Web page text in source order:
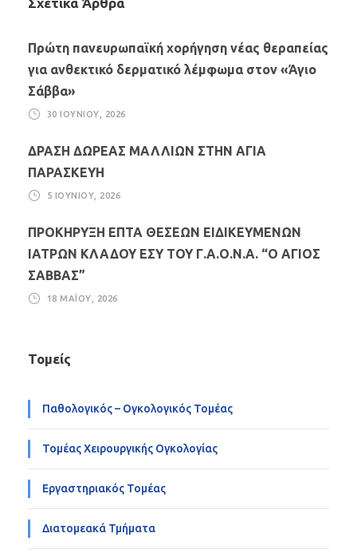
Πρώτη πανευρωπαϊκή χορήγηση νέας θεραπείας
για ανθεκτικό δερματικό λέμφωμα στον «Άγιο
Σάββα»
30 ΙΟΥΝΊΟΥ, 2026
ΔΡΑΣΗ ΔΩΡΕΑΣ ΜΑΛΛΙΩΝ ΣΤΗΝ ΑΓΙΑ
ΠΑΡΑΣΚΕΥΗ
5 ΙΟΥΝΊΟΥ, 2026
ΠΡΟΚΗΡΥΞΗ ΕΠΤΑ ΘΕΣΕΩΝ ΕΙΔΙΚΕΥΜΕΝΩΝ
ΙΑΤΡΩΝ ΚΛΑΔΟΥ ΕΣΥ ΤΟΥ Γ.Α.Ο.Ν.Α. “Ο ΑΓΙΟΣ
ΣΑΒΒΑΣ”
18 ΜΑΪ́ΟΥ, 2026
Τομείς
Παθολογικός – Ογκολογικός Τομέας
Τομέας Χειρουργικής Ογκολογίας
Εργαστηριακός Τομέας
Διατομεακά Τμήματα